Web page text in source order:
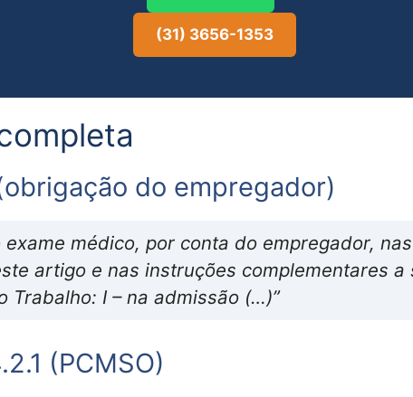
(31) 3656-1353
do empregador)
exame médico, por conta do empregador,
artigo e nas instruções complementares a
Trabalho: I – na admissão (…)”
(PCMSO)